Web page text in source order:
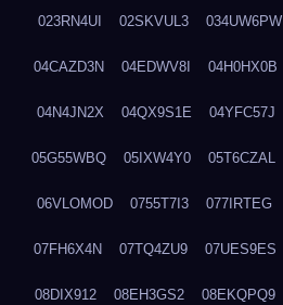
023RN4UI 02SKVUL3 034UW6PW
04CAZD3N 04EDWV8I 04H0HX0B
04N4JN2X 04QX9S1E 04YFC57J
05G55WBQ 05IXW4Y0 05T6CZAL
06VLOMOD 0755T7I3 077IRTEG
07FH6X4N 07TQ4ZU9 07UES9ES
08DIX912 08EH3GS2 08EKQPQ9